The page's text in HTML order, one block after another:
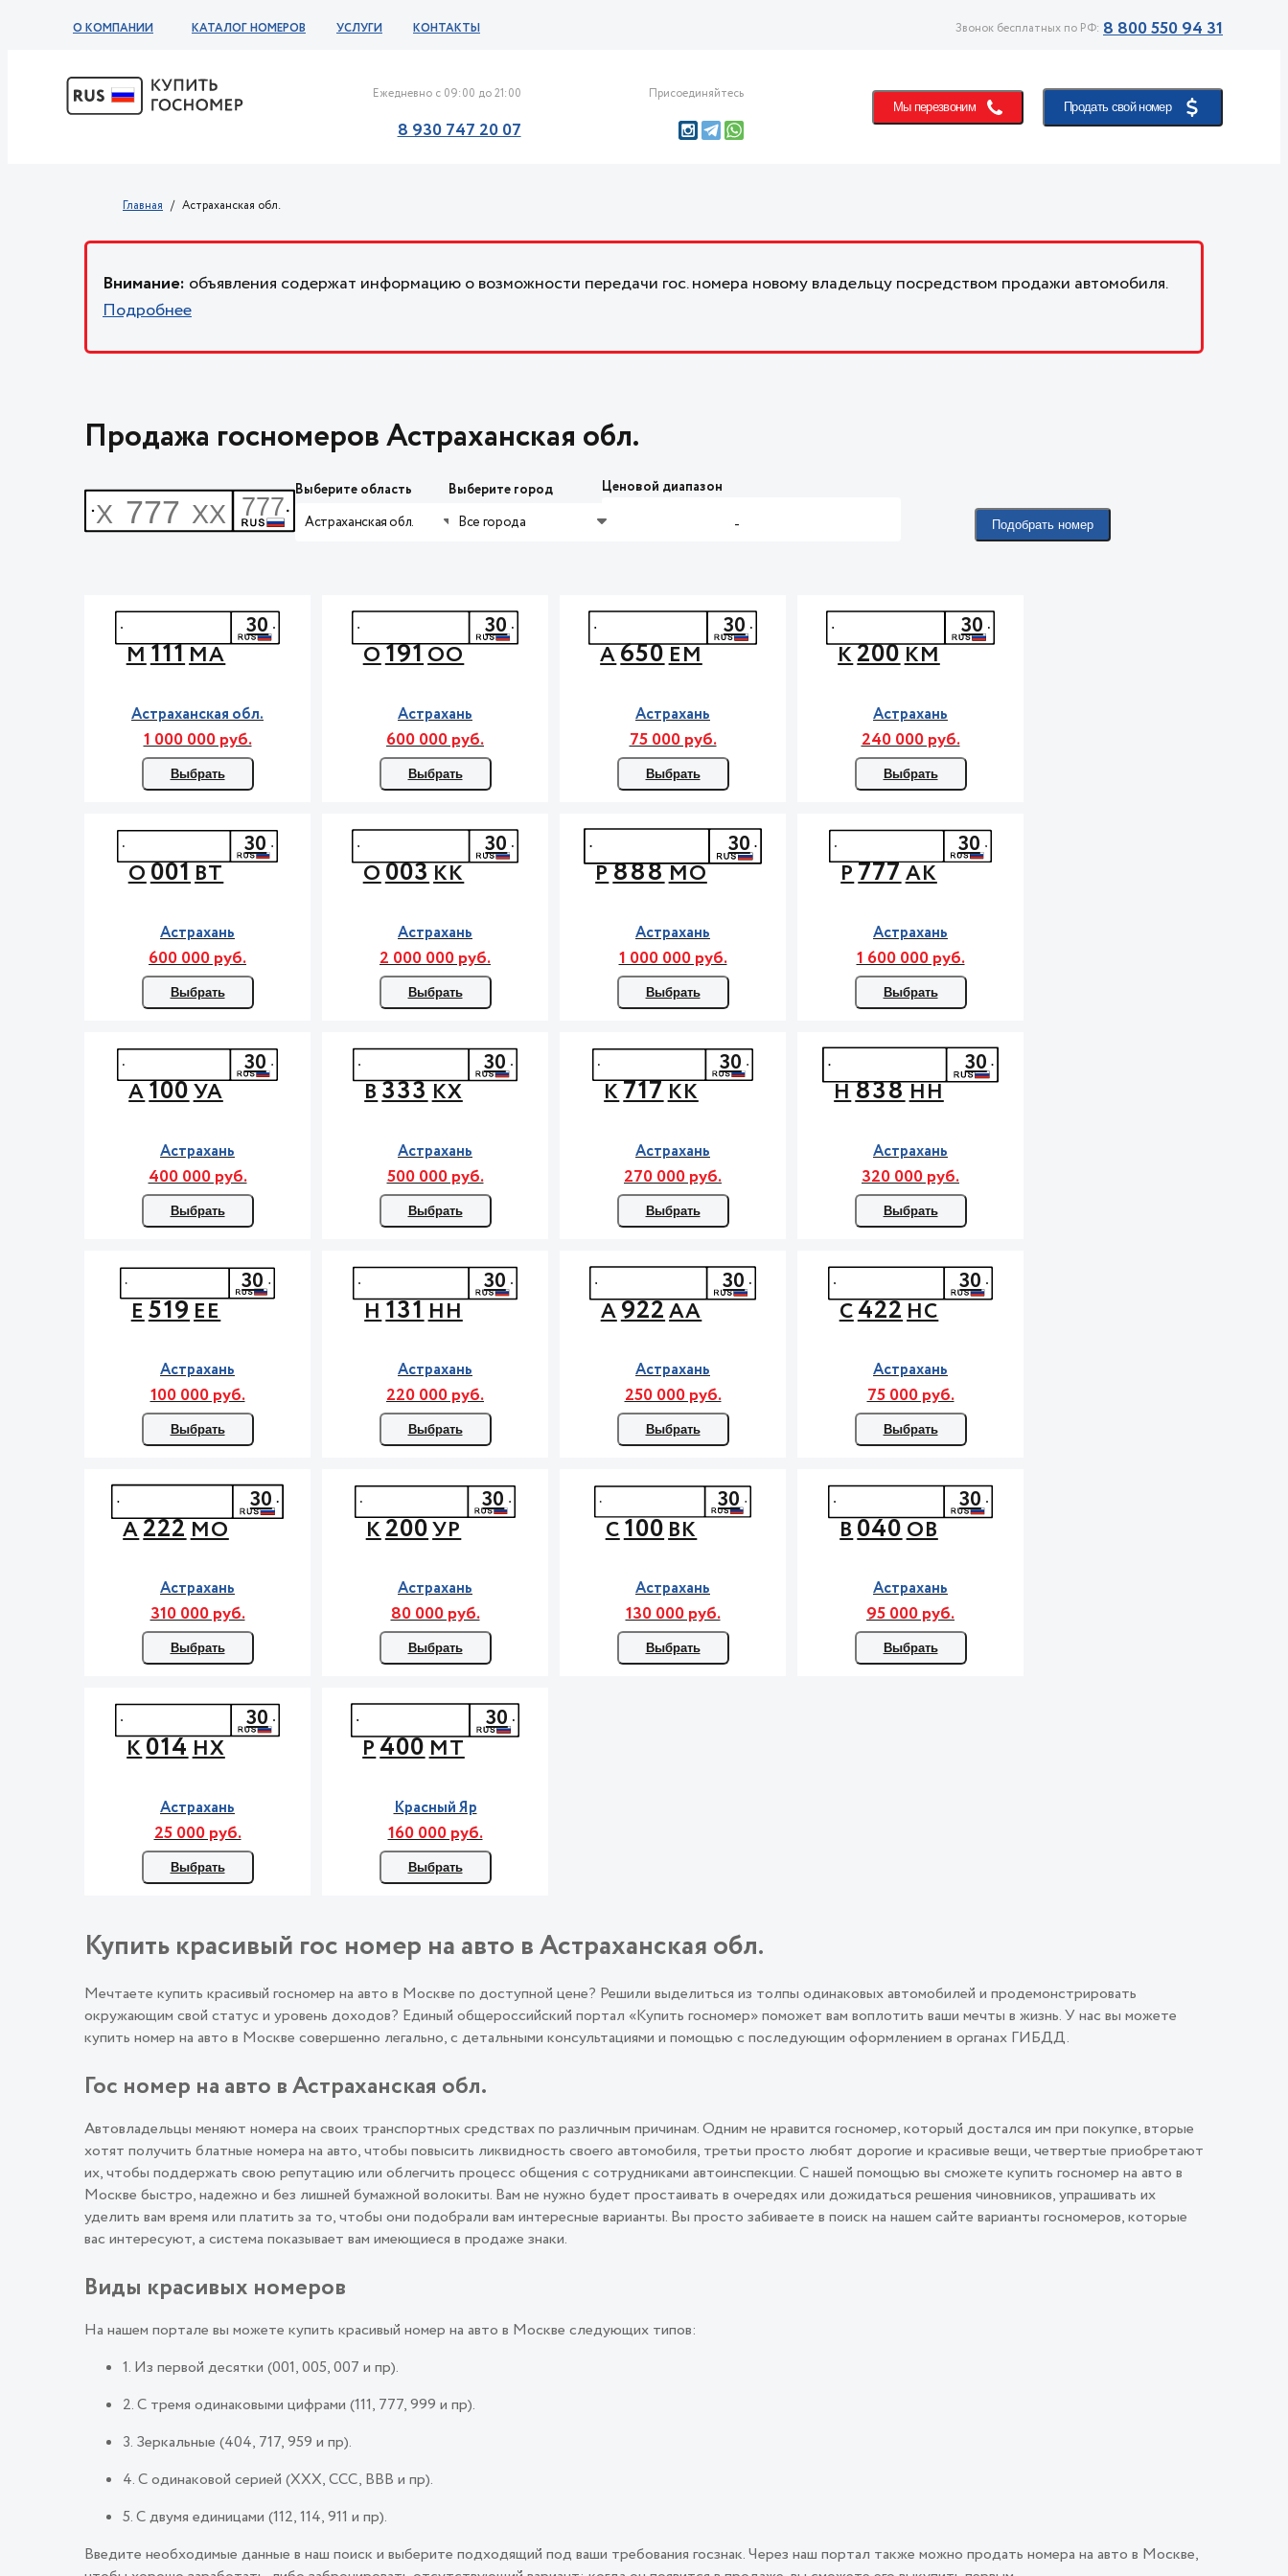
О КОМПАНИИ КАТАЛОГ НОМЕРОВ УСЛУГИ КОНТАКТЫ Звонок бесплатных по РФ: 8 800 550 94 31
Ежедневно с 09:00 до 21:00
8 930 747 20 07
Присоединяйтесь
Мы перезвоним Продать свой номер
Главная Астраханская обл.
Внимание: объявления содержат информацию о возможности передачи гос. номера новому владельцу посредством продажи автомобиля.
Подробнее
Продажа госномеров Астраханская обл.
Выберите область
Астраханская обл.
Выберите город
Все города
Ценовой диапазон
- Подобрать номер
М111МА
30
Астраханская обл.
1 000 000 руб.
Выбрать
О191ОО
30
Астрахань
600 000 руб.
Выбрать
А650ЕМ
30
Астрахань
75 000 руб.
Выбрать
К200КМ
30
Астрахань
240 000 руб.
Выбрать
О001ВТ
30
Астрахань
600 000 руб.
Выбрать
О003КК
30
Астрахань
2 000 000 руб.
Выбрать
Р888МО
30
Астрахань
1 000 000 руб.
Выбрать
Р777АК
30
Астрахань
1 600 000 руб.
Выбрать
А100УА
30
Астрахань
400 000 руб.
Выбрать
В333КХ
30
Астрахань
500 000 руб.
Выбрать
К717КК
30
Астрахань
270 000 руб.
Выбрать
Н838НН
30
Астрахань
320 000 руб.
Выбрать
Е519ЕЕ
30
Астрахань
100 000 руб.
Выбрать
Н131НН
30
Астрахань
220 000 руб.
Выбрать
А922АА
30
Астрахань
250 000 руб.
Выбрать
С422НС
30
Астрахань
75 000 руб.
Выбрать
А222МО
30
Астрахань
310 000 руб.
Выбрать
К200УР
30
Астрахань
80 000 руб.
Выбрать
С100ВК
30
Астрахань
130 000 руб.
Выбрать
В040ОВ
30
Астрахань
95 000 руб.
Выбрать
К014НХ
30
Астрахань
25 000 руб.
Выбрать
Р400МТ
30
Красный Яр
160 000 руб.
Выбрать
Купить красивый гос номер на авто в Астраханская обл.
Мечтаете купить красивый госномер на авто в Москве по доступной цене? Решили выделиться из толпы одинаковых автомобилей и продемонстрировать
окружающим свой статус и уровень доходов? Единый общероссийский портал «Купить госномер» поможет вам воплотить ваши мечты в жизнь. У нас вы можете
купить номер на авто в Москве совершенно легально, с детальными консультациями и помощью с последующим оформлением в органах ГИБДД.
Гос номер на авто в Астраханская обл.
Автовладельцы меняют номера на своих транспортных средствах по различным причинам. Одним не нравится госномер, который достался им при покупке, вторые
хотят получить блатные номера на авто, чтобы повысить ликвидность своего автомобиля, третьи просто любят дорогие и красивые вещи, четвертые приобретают
их, чтобы поддержать свою репутацию или облегчить процесс общения с сотрудниками автоинспекции. С нашей помощью вы сможете купить госномер на авто в
Москве быстро, надежно и без лишней бумажной волокиты. Вам не нужно будет простаивать в очередях или дожидаться решения чиновников, упрашивать их
уделить вам время или платить за то, чтобы они подобрали вам интересные варианты. Вы просто забиваете в поиск на нашем сайте варианты госномеров, которые
вас интересуют, а система показывает вам имеющиеся в продаже знаки.
Виды красивых номеров
На нашем портале вы можете купить красивый номер на авто в Москве следующих типов:
1. Из первой десятки (001, 005, 007 и пр).
2. С тремя одинаковыми цифрами (111, 777, 999 и пр).
3. Зеркальные (404, 717, 959 и пр).
4. С одинаковой серией (ХХХ, ССС, ВВВ и пр).
5. С двумя единицами (112, 114, 911 и пр).
Введите необходимые данные в наш поиск и выберите подходящий под ваши требования госзнак. Через наш портал также можно продать номера на авто в Москве,